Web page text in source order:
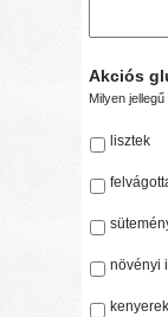
Akciós
Milyen
lisztek
növényi
kenyerek